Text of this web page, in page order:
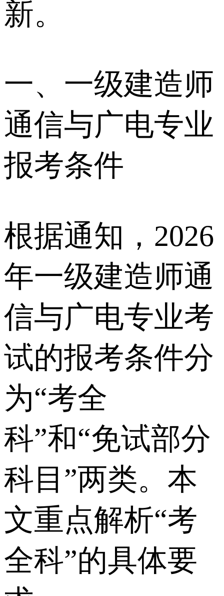
新。
一、一级建造师
通信与广电专业
报考条件
根据通知，2026
年一级建造师通
信与广电专业考
试的报考条件分
为“考全
科”和“免试部分
科目”两类。本
文重点解析“考
全科”的具体要